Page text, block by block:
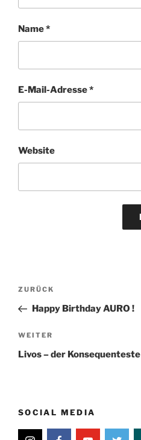
Name*
E-Mail-Adresse*
Website
Beitragsnavigation
Vorheriger
Beitrag
ZURÜCK
Happy Birthday AURO !
Nächster
Beitrag
WEITER
Livos – der Konsequenteste
SOCIAL MEDIA